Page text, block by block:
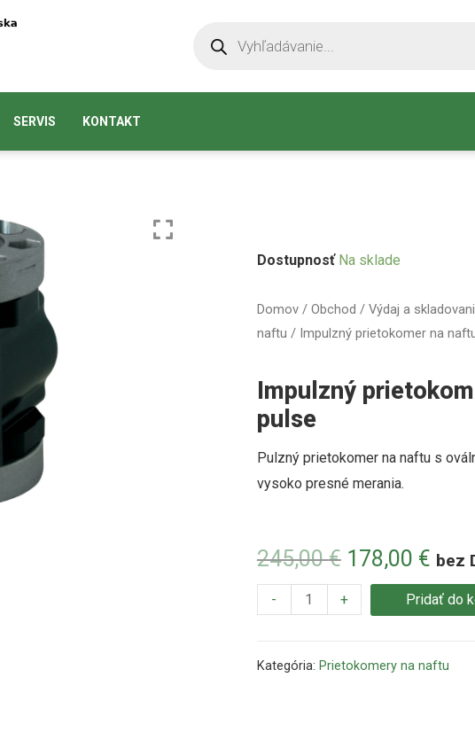
SERVIS KONTAKT
Domov/ Obchod / Výdaj a
naftu / Impulzný prietokomer na
Impulzný
pulse
245,00€ 178,00 € bez
Pulzný prietokomer na naftu s
vysoko presné merania.
Dostupnosť Na sklade
- + Pridať do
Kategória: Prietokomery na naftu